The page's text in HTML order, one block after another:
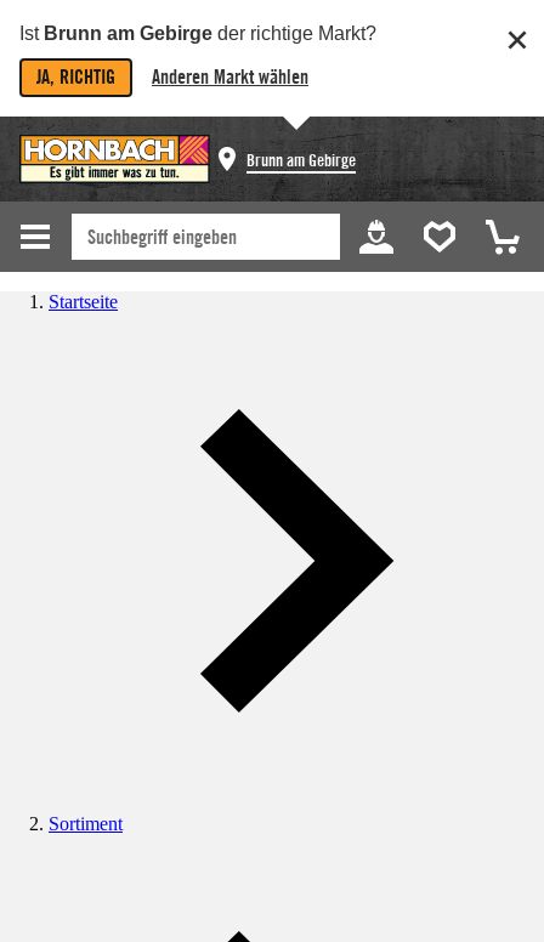
Ist Brunn am Gebirge der richtige Markt?
JA, RICHTIG Anderen Markt wählen
Brunn am Gebirge
Startseite
Sortiment